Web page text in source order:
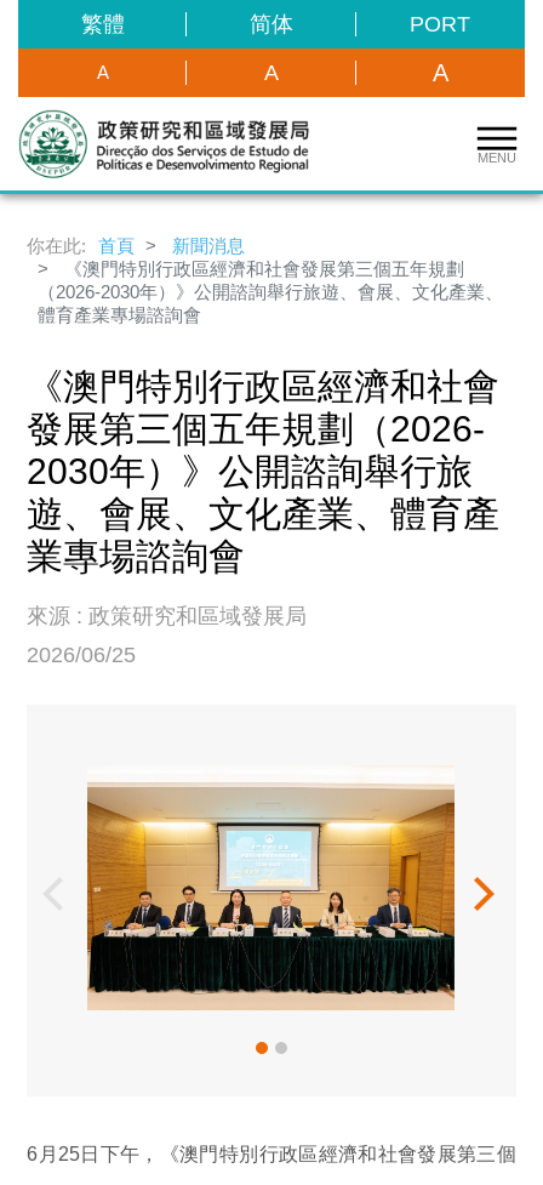
繁體 简体 PORT
A A A
MENU
你在此: 首頁
新聞消息
《澳門特別行政區經濟和社會發展第三個五年規劃
（2026-2030年）》公開諮詢舉行旅遊、會展、文化產業、
體育產業專場諮詢會
《澳門特別行政區經濟和社會
發展第三個五年規劃（2026-
2030年）》公開諮詢舉行旅
遊、會展、文化產業、體育產
業專場諮詢會
來源 : 政策研究和區域發展局
2026/06/25
6月25日下午，《澳門特別行政區經濟和社會發展第三個